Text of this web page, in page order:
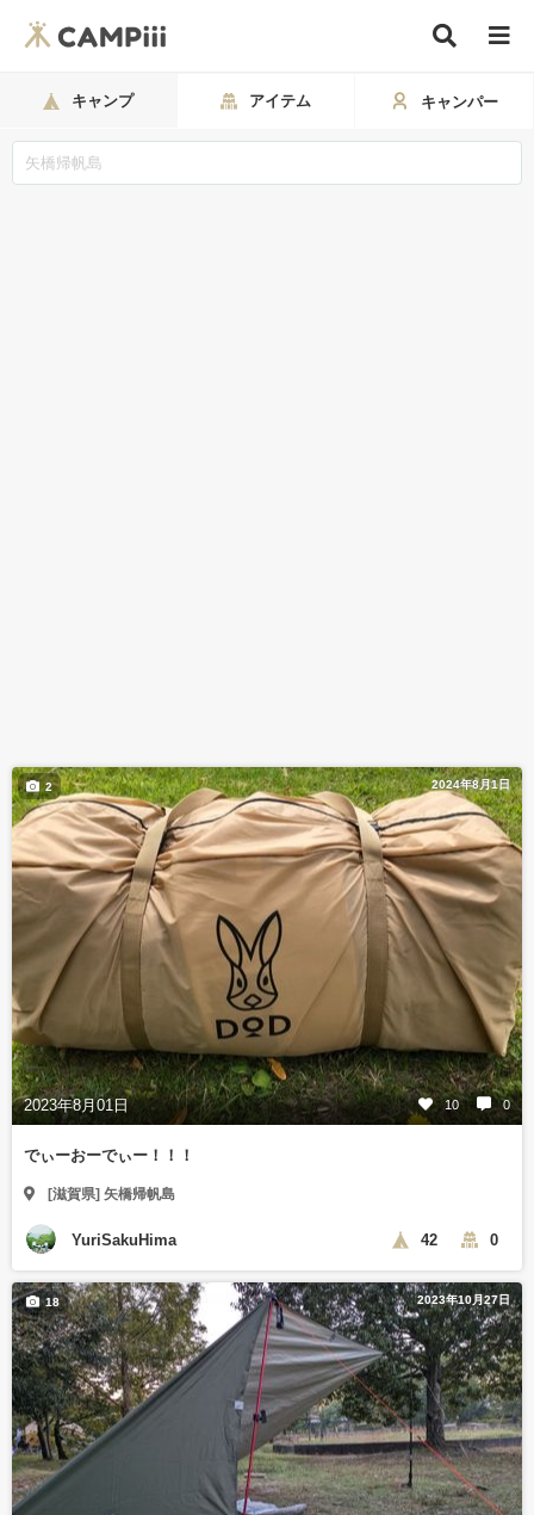
キャンプ アイテム キャンパー
2024年8月1日
2023年8月01日 10 0
2
でぃーおーでぃー！！！
[滋賀県] 矢橋帰帆島
YuriSakuHima 42 0
2023年10月27日
18